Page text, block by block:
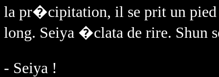
la pr�cipitation, il se prit un
long. Seiya �clata de rire. Shun
- Seiya !